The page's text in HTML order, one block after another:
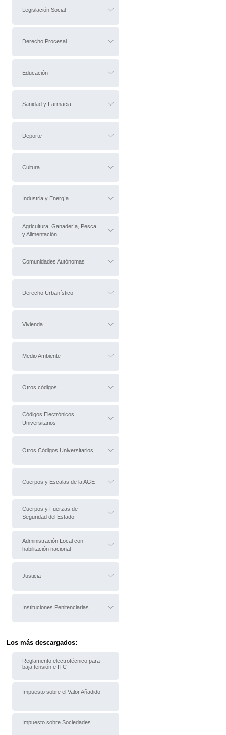
Legislación Social
Derecho Procesal
Educación
Sanidad y Farmacia
Deporte
Cultura
Industria y Energía
Agricultura, Ganadería, Pesca
y Alimentación
Comunidades Autónomas
Derecho Urbanístico
Vivienda
Medio Ambiente
Otros códigos
Códigos Electrónicos
Universitarios
Otros Códigos Universitarios
Cuerpos y Escalas de la AGE
Cuerpos y Fuerzas de
Seguridad del Estado
Administración Local con
habilitación nacional
Justicia
Instituciones Penitenciarias
Los más descargados:
Reglamento electrotécnico para
baja tensión e ITC
Impuesto sobre el Valor Añadido
Impuesto sobre Sociedades